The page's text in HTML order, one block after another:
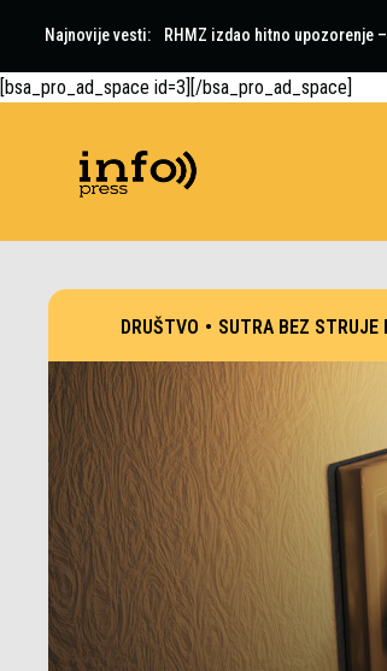
Najnovije vesti: RHMZ izdao hitno upozorenje
[bsa_pro_ad_space id=3][/bsa_pro_ad_space]
DRUŠTVO • SUTRA BEZ STRUJE